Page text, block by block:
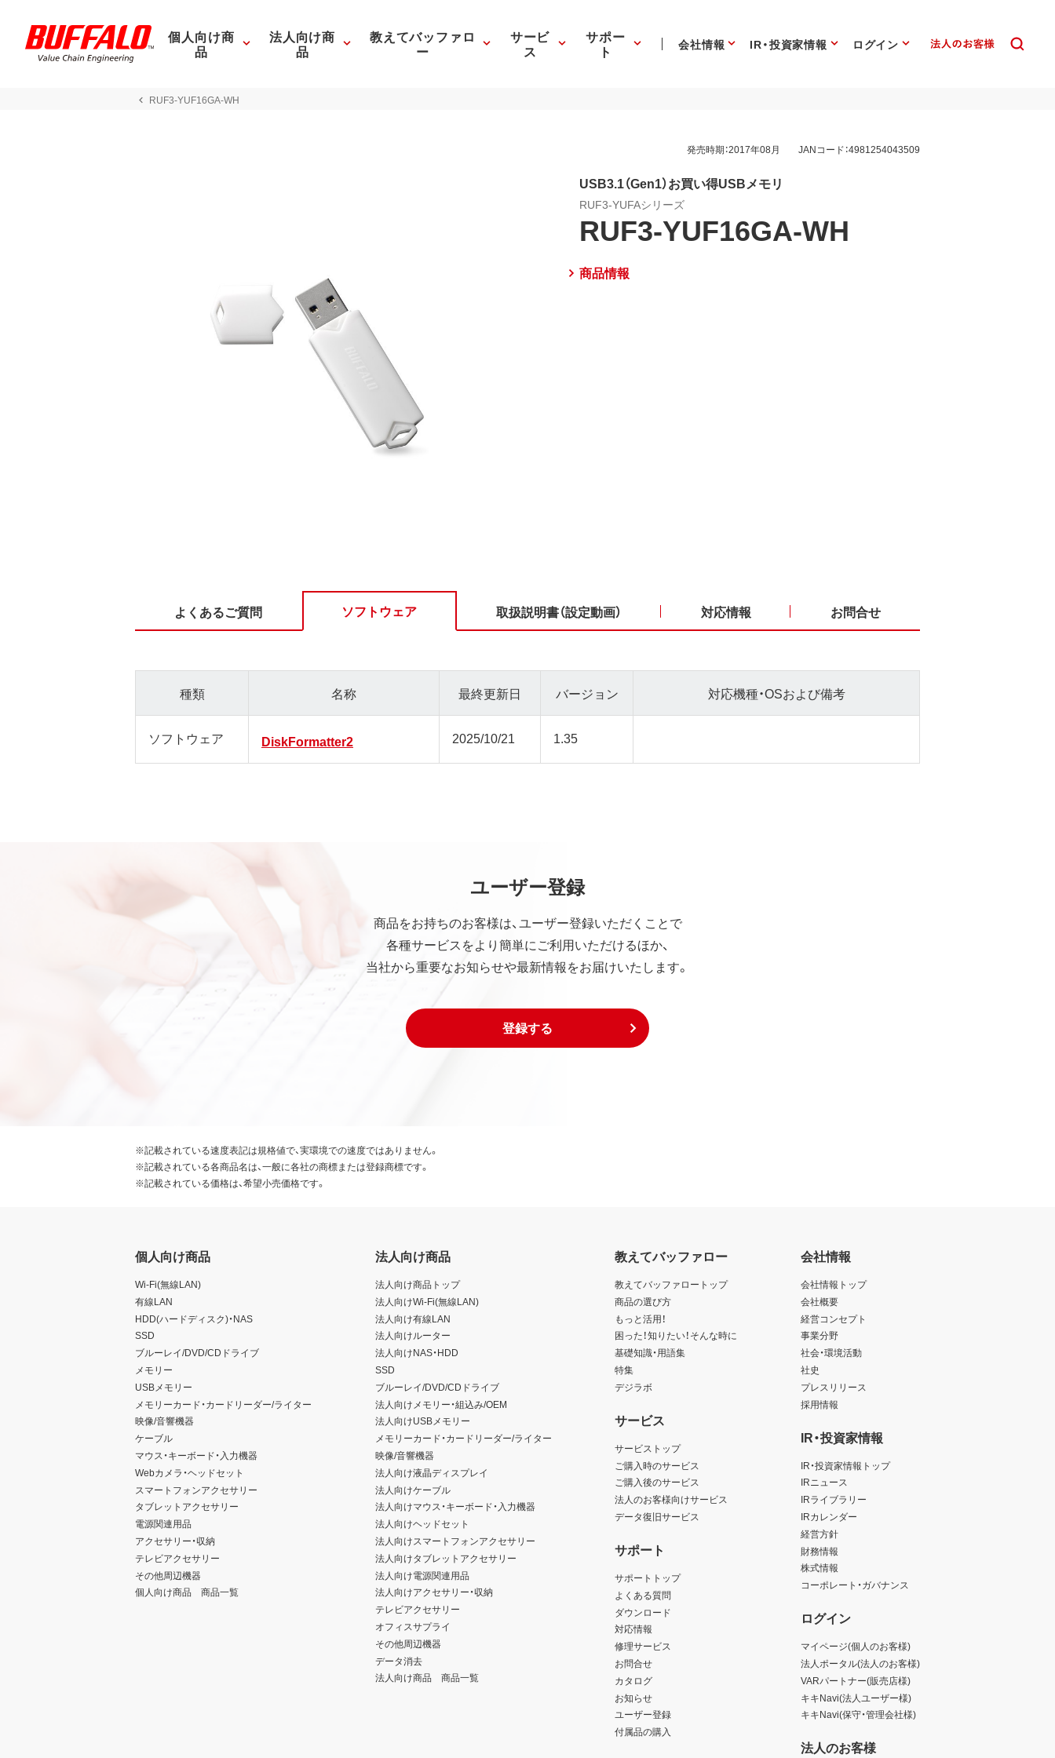
個人向け商
品
法人向け商
品
教えてバッファロ
ー
サービ
ス
サポー
ト 会社情報 IR・投資家情報 ログイン
RUF3-YUF16GA-WH
発売時期：2017年08月 JANコード：4981254043509
USB3.1（Gen1）お買い得USBメモリ
RUF3-YUFAシリーズ
RUF3-YUF16GA-WH
商品情報
よくあるご質問 ソフトウェア 取扱説明書（設定動画） 対応情報 お問合せ
種類 名称 最終更新日 バージョン 対応機種・OSおよび備考
ソフトウェア DiskFormatter2 2025/10/21 1.35
ユーザー登録
商品をお持ちのお客様は、ユーザー登録いただくことで
各種サービスをより簡単にご利用いただけるほか、
当社から重要なお知らせや最新情報をお届けいたします。
登録する
※記載されている速度表記は規格値で、実環境での速度ではありません。
※記載されている各商品名は、一般に各社の商標または登録商標です。
※記載されている価格は、希望小売価格です。
個人向け商品
Wi-Fi(無線LAN)
有線LAN
HDD(ハードディスク)・NAS
SSD
ブルーレイ/DVD/CDドライブ
メモリー
USBメモリー
メモリーカード・カードリーダー/ライター
映像/音響機器
ケーブル
マウス・キーボード・入力機器
Webカメラ・ヘッドセット
スマートフォンアクセサリー
タブレットアクセサリー
電源関連用品
アクセサリー・収納
テレビアクセサリー
その他周辺機器
個人向け商品 商品一覧
法人向け商品
法人向け商品トップ
法人向けWi-Fi(無線LAN)
法人向け有線LAN
法人向けルーター
法人向けNAS・HDD
SSD
ブルーレイ/DVD/CDドライブ
法人向けメモリー・組込み/OEM
法人向けUSBメモリー
メモリーカード・カードリーダー/ライター
映像/音響機器
法人向け液晶ディスプレイ
法人向けケーブル
法人向けマウス・キーボード・入力機器
法人向けヘッドセット
法人向けスマートフォンアクセサリー
法人向けタブレットアクセサリー
法人向け電源関連用品
法人向けアクセサリー・収納
テレビアクセサリー
オフィスサプライ
その他周辺機器
データ消去
法人向け商品 商品一覧
教えてバッファロー
教えてバッファロートップ
商品の選び方
もっと活用！
困った！知りたい！そんな時に
基礎知識・用語集
特集
デジラボ
サービス
サービストップ
ご購入時のサービス
ご購入後のサービス
法人のお客様向けサービス
データ復旧サービス
サポート
サポートトップ
よくある質問
ダウンロード
対応情報
修理サービス
お問合せ
カタログ
お知らせ
ユーザー登録
付属品の購入
会社情報
会社情報トップ
会社概要
経営コンセプト
事業分野
社会・環境活動
社史
プレスリリース
採用情報
IR・投資家情報
IR・投資家情報トップ
IRニュース
IRライブラリー
IRカレンダー
経営方針
財務情報
株式情報
コーポレート・ガバナンス
ログイン
マイページ(個人のお客様)
法人ポータル(法人のお客様)
VARパートナー(販売店様)
キキNavi(法人ユーザー様)
キキNavi(保守・管理会社様)
法人のお客様